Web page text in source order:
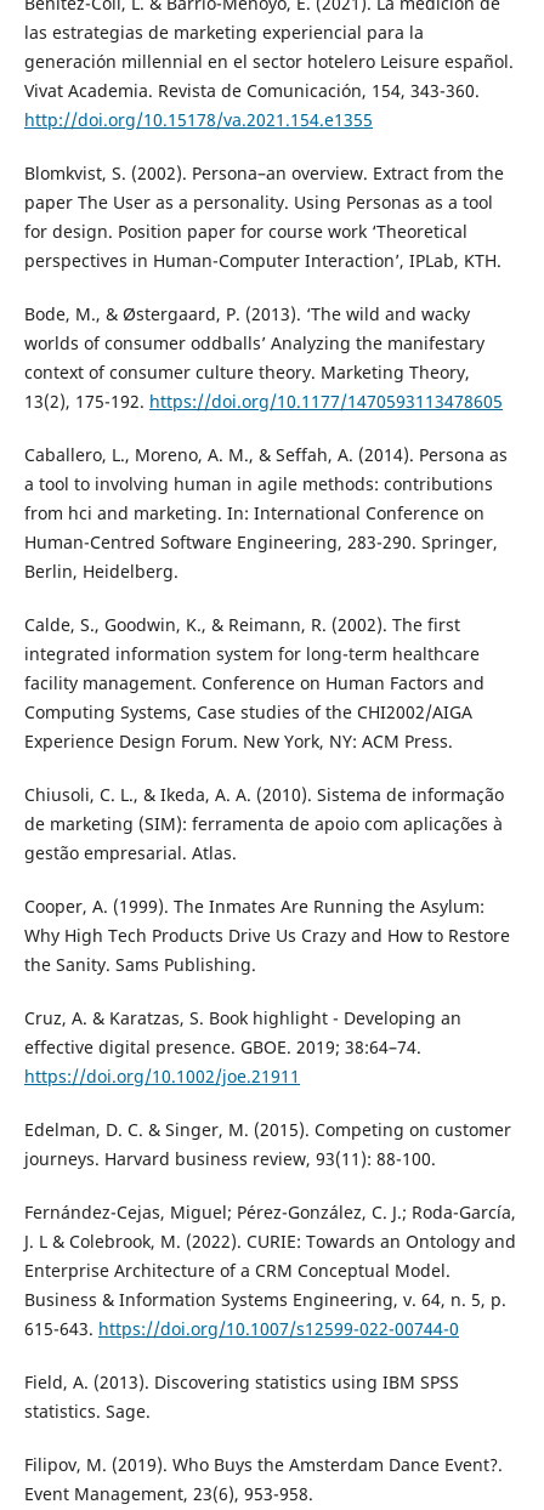
las estrategias de marketing experiencial para la
generación millennial en el sector hotelero Leisure español.
Vivat Academia. Revista de Comunicación, 154, 343-360.
http://doi.org/10.15178/va.2021.154.e1355
Blomkvist, S. (2002). Persona–an overview. Extract from the
paper The User as a personality. Using Personas as a tool
for design. Position paper for course work ‘Theoretical
perspectives in Human-Computer Interaction’, IPLab, KTH.
Bode, M., & Østergaard, P. (2013). ‘The wild and wacky
worlds of consumer oddballs’ Analyzing the manifestary
context of consumer culture theory. Marketing Theory,
13(2), 175-192. https://doi.org/10.1177/1470593113478605
Caballero, L., Moreno, A. M., & Seffah, A. (2014). Persona as
a tool to involving human in agile methods: contributions
from hci and marketing. In: International Conference on
Human-Centred Software Engineering, 283-290. Springer,
Berlin, Heidelberg.
Calde, S., Goodwin, K., & Reimann, R. (2002). The first
integrated information system for long-term healthcare
facility management. Conference on Human Factors and
Computing Systems, Case studies of the CHI2002/AIGA
Experience Design Forum. New York, NY: ACM Press.
Chiusoli, C. L., & Ikeda, A. A. (2010). Sistema de informação
de marketing (SIM): ferramenta de apoio com aplicações à
gestão empresarial. Atlas.
Cooper, A. (1999). The Inmates Are Running the Asylum:
Why High Tech Products Drive Us Crazy and How to Restore
the Sanity. Sams Publishing.
Cruz, A. & Karatzas, S. Book highlight - Developing an
effective digital presence. GBOE. 2019; 38:64–74.
https://doi.org/10.1002/joe.21911
Edelman, D. C. & Singer, M. (2015). Competing on customer
journeys. Harvard business review, 93(11): 88-100.
Fernández-Cejas, Miguel; Pérez-González, C. J.; Roda-García,
J. L & Colebrook, M. (2022). CURIE: Towards an Ontology and
Enterprise Architecture of a CRM Conceptual Model.
Business & Information Systems Engineering, v. 64, n. 5, p.
615-643. https://doi.org/10.1007/s12599-022-00744-0
Field, A. (2013). Discovering statistics using IBM SPSS
statistics. Sage.
Filipov, M. (2019). Who Buys the Amsterdam Dance Event?.
Event Management, 23(6), 953-958.